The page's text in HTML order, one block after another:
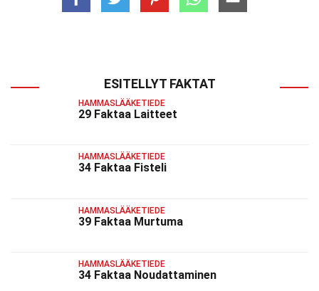
ESITELLYT FAKTAT
HAMMASLÄÄKETIEDE
29 Faktaa Laitteet
HAMMASLÄÄKETIEDE
34 Faktaa Fisteli
HAMMASLÄÄKETIEDE
39 Faktaa Murtuma
HAMMASLÄÄKETIEDE
34 Faktaa Noudattaminen